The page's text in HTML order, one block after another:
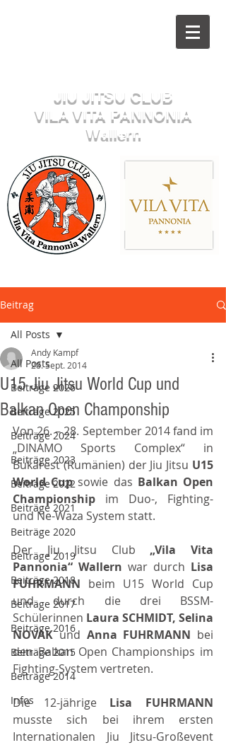
JIU JITSU CLUB
VILA VITA PANNONIA
Wallern
Beitrag
All Posts
Beiträge 2026
Beiträge 2025
Beiträge 2024
Beiträge 2023
Beiträge 2022
Beiträge 2021
Beiträge 2020
Beiträge 2019
Beiträge 2018
Beiträge 2017
Beiträge 2016
Beiträge 2015
Beiträge 2014
Infos
All Posts
U15 Jiu Jitsu World Cup und
Balkan Open Champonship
Andy Kampf
28. Sept. 2014
Von 26. – 28. September 2014 fand im
„DINAMO Sports Complex“ in
Bukarest (Rumänien) der Jiu Jitsu U15
World Cup sowie das Balkan Open
Championship im Duo-, Fighting-
und Ne-Waza System statt.
Der Jiu Jitsu Club „Vila Vita
Pannonia“ Wallern war durch Lisa
FUHRMANN beim U15 World Cup
und durch die drei BSSM-
Schülerinnen Laura SCHMIDT, Selina
NOVAK und Anna FUHRMANN bei
den Balkan Open Championships im
Fighting-System vertreten.
Die 12-jährige
musste sich bei ihrem ersten
Internationalen Jiu Jitsu-Großevent